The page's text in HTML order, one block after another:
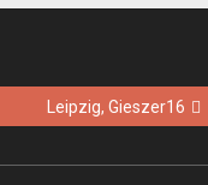
Leipzig, Gieszer16